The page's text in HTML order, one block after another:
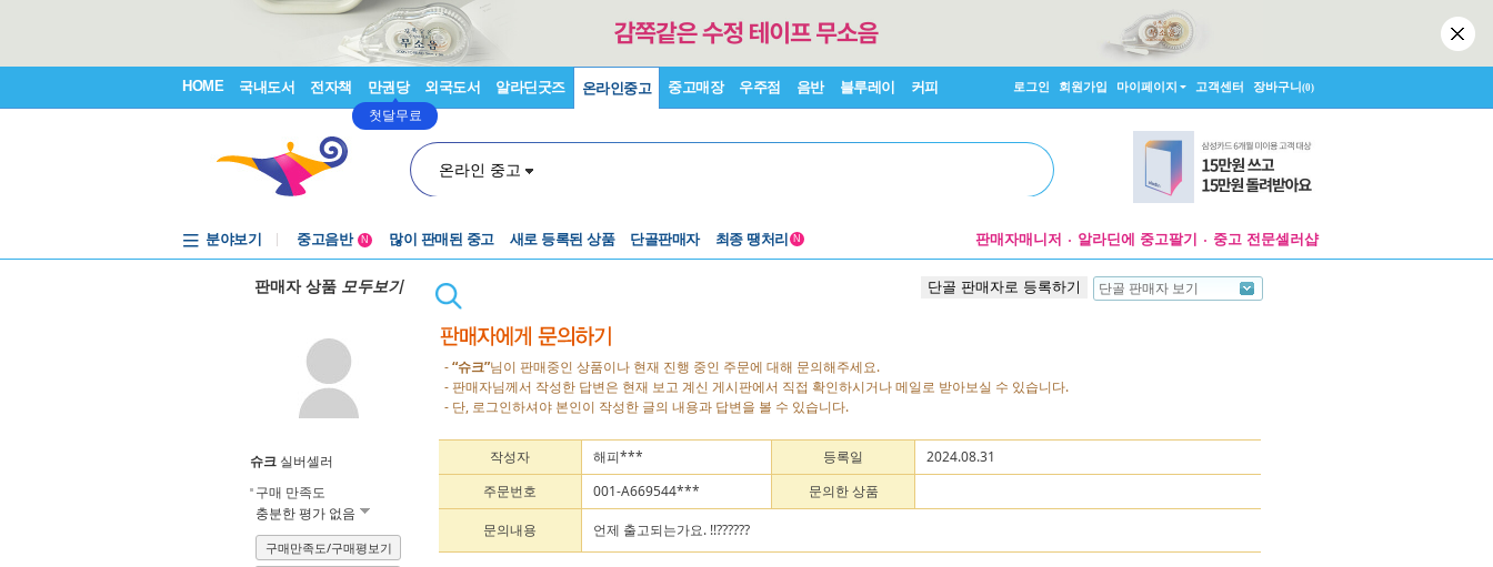
HOME 국내도서 전자책 만권당
첫달무료
외국도서 알라딘굿즈 온라인중고 중고매장 우주점 음반 블루레이 커피 로그인 회원가입 마이페이지 고객센터 장바구니(0)
온라인 중고
분야보기
중고음반
중고음반
N 많이 판매된 중고 새로 등록된 상품 단골판매자 최종 땡처리 N 판매자매니저 알라딘에 중고팔기 중고 전문셀러샵
판매자 상품 모두보기
슈크 실버셀러
구매 만족도
충분한 평가 없음
구매만족도/구매평보기
단골 판매자로 등록하기 단골 판매자 보기
-“슈크”님이 판매중인 상품이나 현재 진행 중인 주문에 대해 문의해주세요.
- 판매자님께서 작성한 답변은 현재 보고 계신 게시판에서 직접 확인하시거나 메일로 받아보실 수 있습니다.
- 단, 로그인하셔야 본인이 작성한 글의 내용과 답변을 볼 수 있습니다.
작성자 해피*** 등록일
2024.08.31
주문번호
001-A669544*** 문의한 상품
문의내용 언제 출고되는가요. !!??????